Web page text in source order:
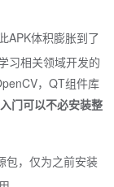
APK体积膨胀到了
习相关领域开发的
，QT组件库
门可以不必安装整
包，仅为之前安装